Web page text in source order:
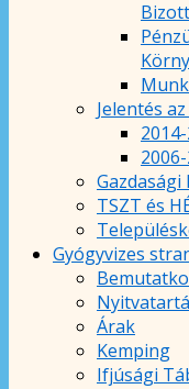
Jelentés
TSZT és
Gyógyvizes
Árak
Kemping
Ifjúsági